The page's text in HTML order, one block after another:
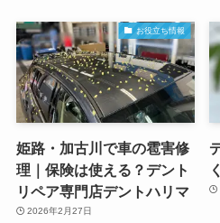
お役立ち情報
姫路・加古川で車の雹害修
理｜保険は使える？デント
リペア専門店デントハリマ
2026年2月27日